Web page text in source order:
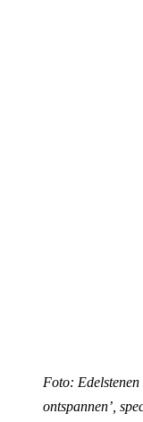
Foto: Edelstenen
ontspannen’,